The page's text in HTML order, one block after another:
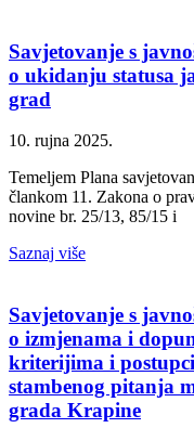
Savjetovanje s
o ukidanju statusa
grad
10. rujna 2025.
Temeljem Plana
člankom 11. Zakona o
novine br. 25/13, 85/15 i
Saznaj više
Savjetovanje s
o izmjenama i
kriterijima i
stambenog pitanja
grada Krapine